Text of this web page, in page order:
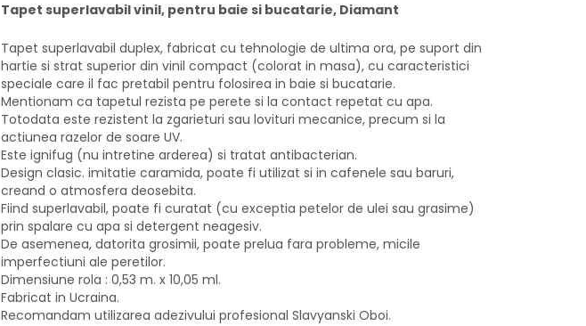
Tapet superlavabil vinil, pentru baie si bucatarie, Diamant
Tapet superlavabil duplex, fabricat cu tehnologie de ultima ora, pe suport din
hartie si strat superior din vinil compact (colorat in masa), cu caracteristici
speciale care il fac pretabil pentru folosirea in baie si bucatarie.
Mentionam ca tapetul rezista pe perete si la contact repetat cu apa.
Totodata este rezistent la zgarieturi sau lovituri mecanice, precum si la
actiunea razelor de soare UV.
Este ignifug (nu intretine arderea) si tratat antibacterian.
Design clasic. imitatie caramida, poate fi utilizat si in cafenele sau baruri,
creand o atmosfera deosebita.
Fiind superlavabil, poate fi curatat (cu exceptia petelor de ulei sau grasime)
prin spalare cu apa si detergent neagesiv.
De asemenea, datorita grosimii, poate prelua fara probleme, micile
imperfectiuni ale peretilor.
Dimensiune rola : 0,53 m. x 10,05 ml.
Fabricat in Ucraina.
Recomandam utilizarea adezivului profesional Slavyanski Oboi.